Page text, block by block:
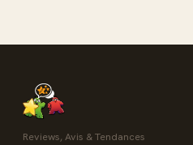
Reviews, Avis & Tendances